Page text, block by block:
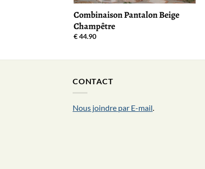
Combinaison Pantalon Beige
Champêtre
€44.90
CONTACT
Nous joindre par E-mail.